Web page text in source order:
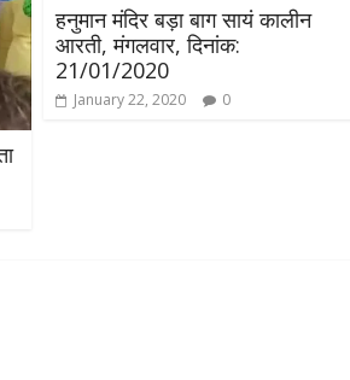
हनुमान मंदिर बड़ा बाग सायं कालीन
आरती, मंगलवार, दिनांक:
21/01/2020
January 22, 2020 0
August 4, 2021 Editor All Rights